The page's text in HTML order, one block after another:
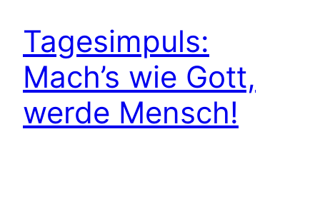
Tagesimpuls:
Mach’s wie Gott,
werde Mensch!